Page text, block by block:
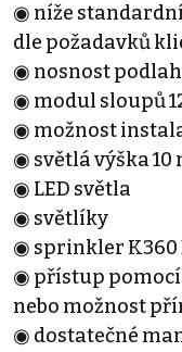
◉ níže
dle požadavků
◉ nosnost
◉ modul sloupů
◉ možnost
◉ světlá výška 10
◉ LED světla
◉ světlíky
◉ sprinkler K360
◉ přístup
nebo možnost
◉ dostatečné